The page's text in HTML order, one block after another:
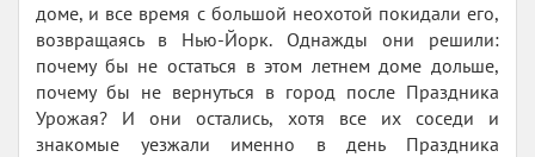
доме, и все время с большой неохотой покидали его,
возвращаясь в Нью-Йорк. Однажды они решили:
почему бы не остаться в этом летнем доме дольше,
почему бы не вернуться в город после Праздника
Урожая? И они остались, хотя все их соседи и
знакомые уезжали именно в день Праздника